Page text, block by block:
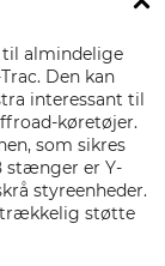
til almindelige
Den kan
interessant til
køretøjer.
som sikres
stænger er Y-
styreenheder.
støtte